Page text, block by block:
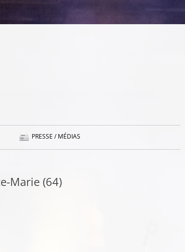
PRESSE / MÉDIAS
Marie (64)